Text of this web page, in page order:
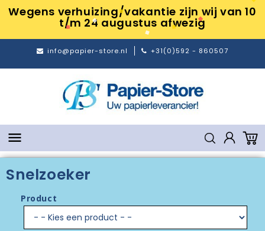
Wegens verhuizing/vakantie zijn wij van 10
t/m 24 augustus afwezig
info@papier-store.nl +31(0)592 - 860507

Snelzoeker
Product